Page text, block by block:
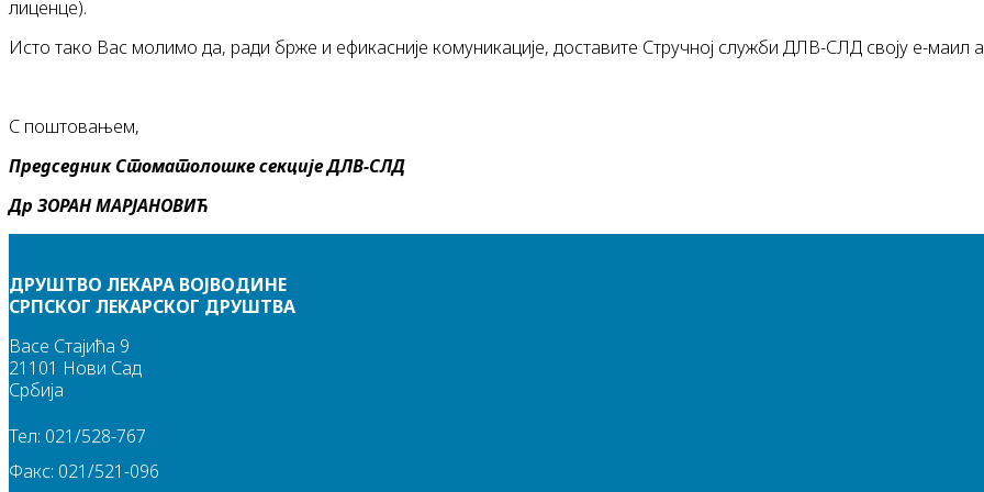
лиценце).
Исто тако Вас молимо да, ради брже и ефикасније комуникације, доставите Стручној служби ДЛВ-СЛД своју е-маил
С поштовањем,
Председник Стоматолошке секцијеДЛВ-СЛД
Др ЗОРАН МАРЈАНОВИЋ
ДРУШТВО ЛЕКАРА ВОЈВОДИНЕ
СРПСКОГ ЛЕКАРСКОГ ДРУШТВА
Васе Стајића 9
21101 Нови Сад
Србија
Тел: 021/528-767
Факс: 021/521-096